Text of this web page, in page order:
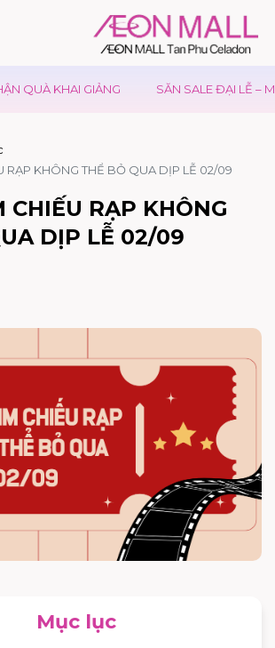
GIẢNG SĂN SALE ĐẠI LỄ – MỪNG QUỐC
RẠP KHÔNG THỂ BỎ QUA DỊP LỄ 02/09
CHIẾU RẠP KHÔNG
DỊP LỄ 02/09
Mục lục